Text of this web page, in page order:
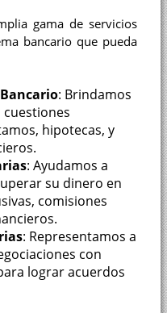
gama de servicios
bancario que pueda
: Brindamos
hipotecas, y
: Ayudamos a
su dinero en
comisiones
: Representamos a
con
lograr acuerdos